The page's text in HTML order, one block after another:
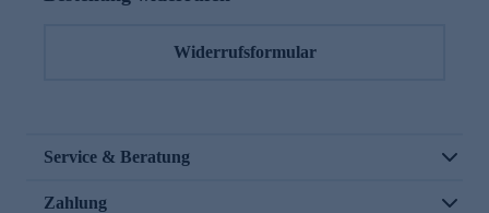
Widerrufsformular
Service & Beratung
Zahlung